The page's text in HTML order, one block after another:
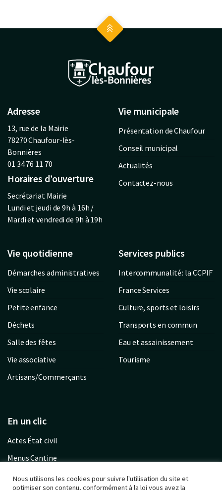
Adresse
13, rue de la Mairie
78270 Chaufour-lès-
Bonnières
01 34 76 11 70
Horaires d’ouverture
Secrétariat Mairie
Lundi et jeudi de 9h à 16h /
Mardi et vendredi de 9h à 19h
Vie municipale
Présentation de Chaufour
Conseil municipal
Actualités
Contactez-nous
Vie quotidienne
Démarches administratives
Vie scolaire
Petite enfance
Déchets
Salle des fêtes
Vie associative
Artisans/Commerçants
Services publics
Intercommunalité : la CCPIF
France Services
Culture, sports et loisirs
Transports en commun
Eau et assainissement
Tourisme
En un clic
Actes État civil
Menus Cantine
Garderie communale
Nous utilisons les cookies pour suivre l'utilisation du site et
optimiser son contenu, conformément à la loi vous avez la